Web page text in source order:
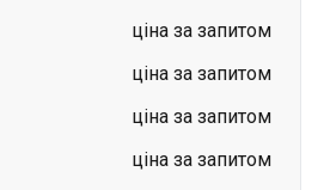
ціна за запитом
ціна за запитом
ціна за запитом
ціна за запитом